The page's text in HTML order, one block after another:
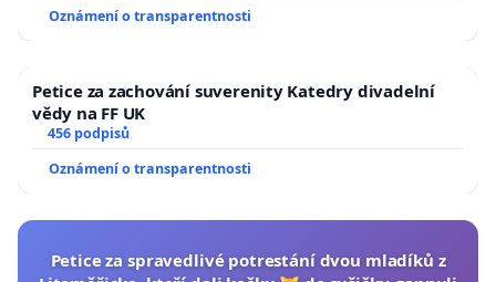
Oznámení o transparentnosti
Petice za zachování suverenity Katedry divadelní
vědy na FF UK
456 podpisů
Oznámení o transparentnosti
Petice za spravedlivé potrestání dvou mladíků z